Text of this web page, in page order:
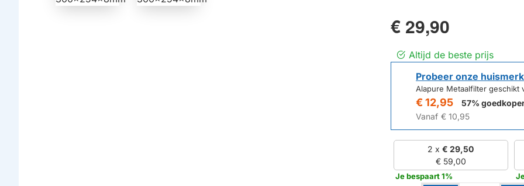
€ 29,90
Altijd de beste prijs
Probeer onze
Alapure Metaalfilter geschikt
€ 12,95
57%
Vanaf € 10,95
2 x€ 29,50
€ 59,00
Je bespaart 1%